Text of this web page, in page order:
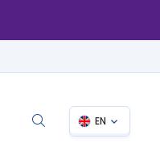
EN